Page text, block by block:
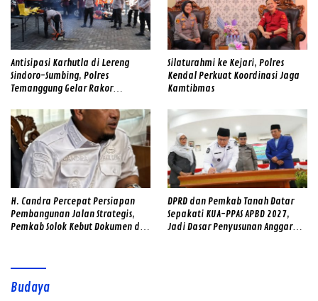
Antisipasi Karhutla di Lereng
Sindoro-Sumbing, Polres
Temanggung Gelar Rakor
Gabungan
Silaturahmi ke Kejari, Polres
Kendal Perkuat Koordinasi Jaga
Kamtibmas
H. Candra Percepat Persiapan
Pembangunan Jalan Strategis,
Pemkab Solok Kebut Dokumen dan
DPRD dan Pemkab Tanah Datar
Sepakati KUA-PPAS APBD 2027,
Jadi Dasar Penyusunan Anggaran
Budaya